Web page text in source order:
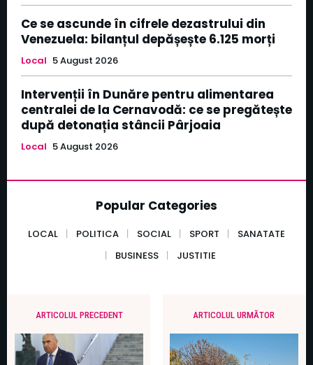
Ce se ascunde în cifrele dezastrului din
Venezuela: bilanțul depășește 6.125 morți
Local 5 August 2026
Intervenții în Dunăre pentru alimentarea
centralei de la Cernavodă: ce se pregătește
după detonația stâncii Pârjoaia
Local 5 August 2026
Popular Categories
LOCAL POLITICA SOCIAL SPORT
SANATATE
BUSINESS
JUSTITIE
ARTICOLUL PRECEDENT ARTICOLUL URMĂTOR